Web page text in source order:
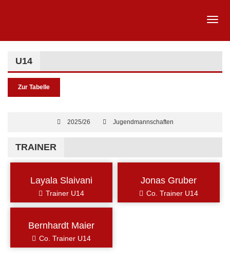
U14
Zur Tabelle
2025/26 Jugendmannschaften
TRAINER
Layala Slaivani
Trainer U14
Jonas Gruber
Co. Trainer U14
Bernhardt Maier
Co. Trainer U14